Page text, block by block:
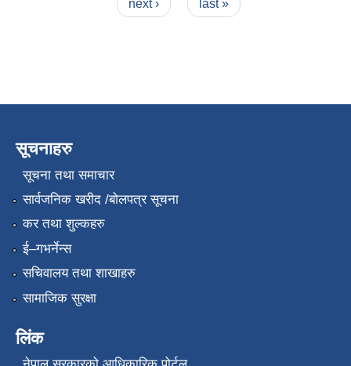
next › last »
सूचनाहरु
सूचना तथा समाचार
सार्वजनिक खरीद /बोलपत्र सूचना
कर तथा शुल्कहरु
ई–गभर्नेन्स
सचिवालय तथा शाखाहरु
सामाजिक सुरक्षा
लिंक